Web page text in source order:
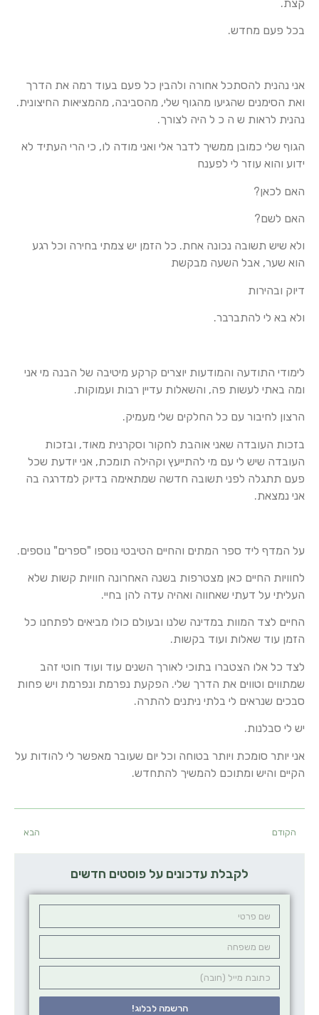
קצת.
בכל פעם מחדש.
אני נהנית להסתכל אחורה ולהבין כל פעם בעוד רמה את הדרך
ואת הסימנים שהגיעו מהגוף שלי, מהסביבה, מהמציאות החיצונית.
נהנית לראות ש ה כ ל היה לצורך.
הגוף שלי כמובן ממשיך לדבר אלי ואני מודה לו, כי הרי העתיד לא
ידוע והוא עוזר לי לפענח
האם לכאן?
האם לשם?
ולא שיש תשובה נכונה אחת. כל הזמן יש צמתי בחירה וכל רגע
הוא שער, אבל השעה מבקשת
דיוק ובהירות
ולא בא לי להתברבר.
לימודי התודעה והמודעות יוצרים קרקע מיטיבה של הבנה מי אני
ומה באתי לעשות פה, והשאלות עדיין רבות ועמוקות.
הרצון לחיבור עם כל החלקים שלי מעמיק.
בזכות העובדה שאני אוהבת לחקור וסקרנית מאוד, ובזכות
העובדה שיש לי עם מי להתייעץ וקהילה תומכת, אני יודעת שכל
פעם תתגלה לפני תשובה חדשה שמתאימה בדיוק למדרגה בה
אני נמצאת.
על המדף ליד ספר המתים והחיים הטיבטי נוספו "ספרים" נוספים.
לחוויות החיים כאן מצטרפות בשנה האחרונה חוויות קשות שלא
העליתי על דעתי שאחווה ואהיה עדה להן בחיי.
החיים לצד המוות במדינה שלנו ובעולם כולו מביאים לפתחנו כל
הזמן עוד שאלות ועוד בקשות.
לצד כל אלו הצטברו בתוכי לאורך השנים עוד ועוד חוטי זהב
שמתווים וטווים את הדרך שלי. הפקעת נפרמת ונפרמת ויש פחות
סבכים שנראים לי בלתי ניתנים להתרה.
יש לי סבלנות.
אני יותר סומכת ויותר בטוחה וכל יום שעובר מאפשר לי להודות על
הקיים והיש ומתוכם להמשיך להתחדש.
הקודם הבא
לקבלת עדכונים על פוסטים חדשים
הרשמה לבלוג!